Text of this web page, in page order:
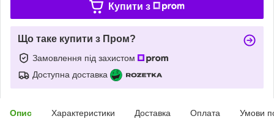
Купити з
Що таке купити з Пром?
Замовлення під захистом
Доступна доставка
Опис Характеристики Доставка Оплата Умови